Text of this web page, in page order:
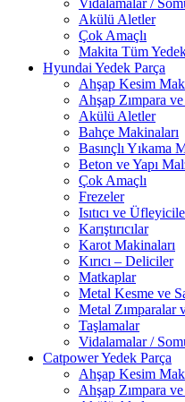
Akülü Aletler
Çok Amaçlı
Makita Tüm
Hyundai Yedek Parça
Ahşap Kesim
Ahşap Zımpara
Akülü Aletler
Bahçe Makinaları
Basınçlı Yıkama
Beton ve Yapı
Çok Amaçlı
Frezeler
Isıtıcı ve
Karıştırıcılar
Karot Makinaları
Kırıcı – Deliciler
Matkaplar
Metal Kesme ve
Metal Zımparalar
Taşlamalar
Vidalamalar /
Catpower Yedek Parça
Ahşap Kesim
Ahşap Zımpara